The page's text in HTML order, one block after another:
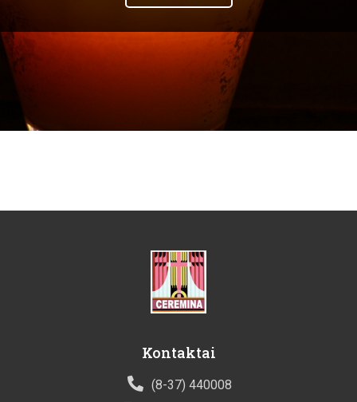
Kontaktai
(8-37) 440008